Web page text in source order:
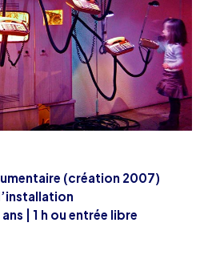
(création 2007)
1 h ou entrée libre